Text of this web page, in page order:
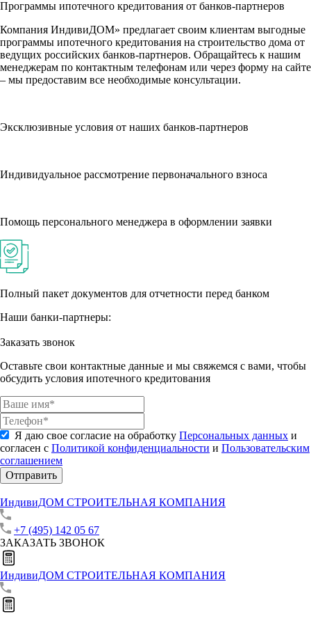
Программы ипотечного кредитования от банков-партнеров
Компания ИндивиДОМ» предлагает своим клиентам выгодные
программы ипотечного кредитования на строительство дома от
ведущих российских банков-партнеров. Обращайтесь к нашим
менеджерам по контактным телефонам или через форму на сайте
– мы предоставим все необходимые консультации.
Эксклюзивные условия от наших банков-партнеров
Индивидуальное рассмотрение первоначального взноса
Помощь персонального менеджера в оформлении заявки
Полный пакет документов для отчетности перед банком
Наши банки-партнеры:
Заказать звонок
Оставьте свои контактные данные и мы свяжемся с вами, чтобы
обсудить условия ипотечного кредитования
Я даю свое согласие на обработку Персональных данных и
согласен с Политикой конфиденциальности и Пользовательским
соглашением
Отправить
ИндивиДОМ СТРОИТЕЛЬНАЯ КОМПАНИЯ
+7 (495) 142 05 67
ЗАКАЗАТЬ ЗВОНОК
ИндивиДОМ СТРОИТЕЛЬНАЯ КОМПАНИЯ